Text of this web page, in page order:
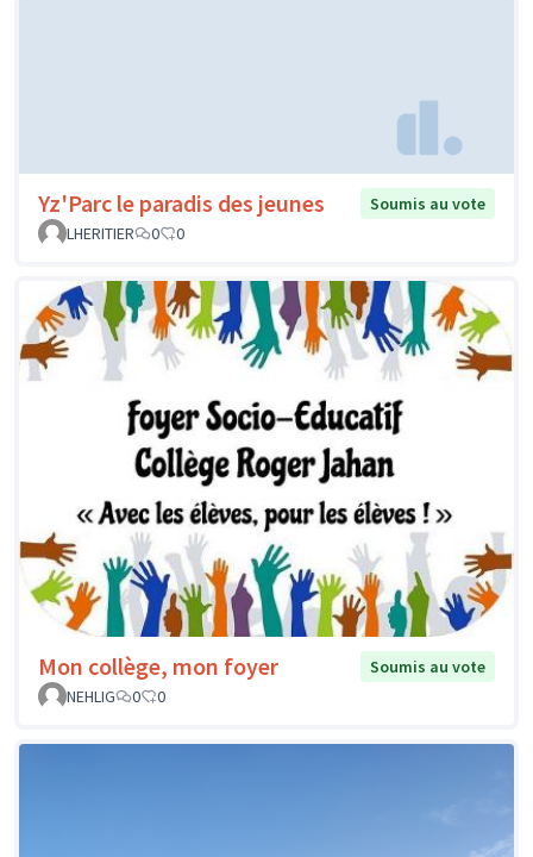
Yz'Parc le paradis des jeunes
Soumis au vote
LHERITIER
0 0
Mon collège, mon foyer
Soumis au vote
NEHLIG
0 0